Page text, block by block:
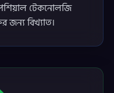
টেকনোলজি
জন্য বিখ্যাত।